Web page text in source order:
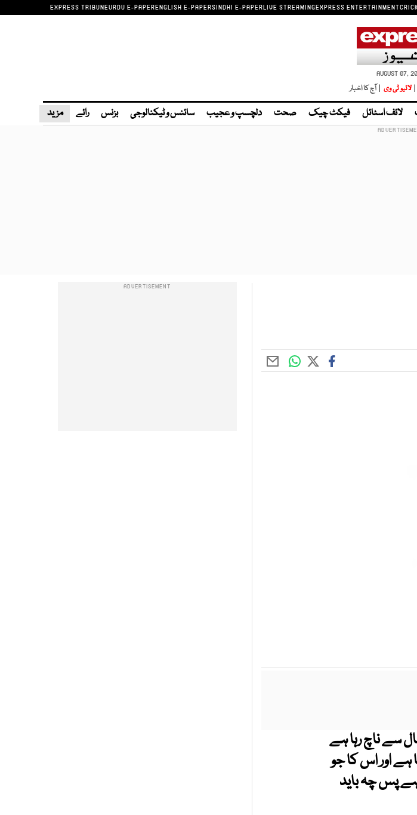
EXPRESS TRIBUNEURDU E-PAPERENGLISH E-PAPERSINDHI E-PAPERLIVE STREAMINGEXPRESS ENTERTAINMENT
AUGUST 07,
| لائیو ٹی وی | آج کا اخبار
لائف اسٹائل فیکٹ چیک صحت دلچسپ و عجیب سائنس و ٹیکنالوجی بزنس رائے مزید
کی بات تو ہوگئی جو جمہوری قبا میں پائے کوب ہے۔77سال سے ناچ رہا ہے
ہے اور اس کا جو
ہے پس چہ باید